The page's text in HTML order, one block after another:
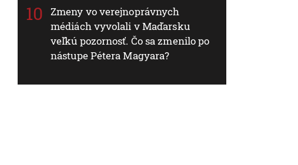
Zmeny vo verejnoprávnych
médiách vyvolali v Maďarsku
veľkú pozornosť. Čo sa zmenilo po
nástupe Pétera Magyara?